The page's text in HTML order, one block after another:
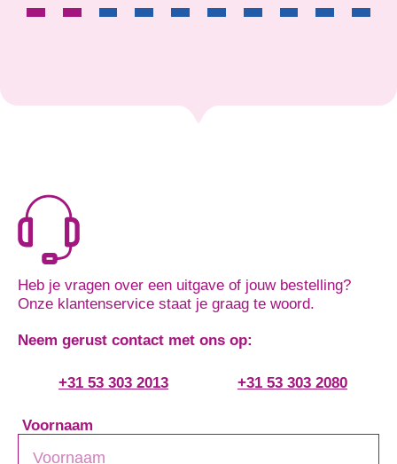
Heb je vragen over een uitgave of jouw bestelling?
Onze klantenservice staat je graag te woord.
Neem gerust contact met ons op:
+31 53 303 2013 +31 53 303 2080
Voornaam